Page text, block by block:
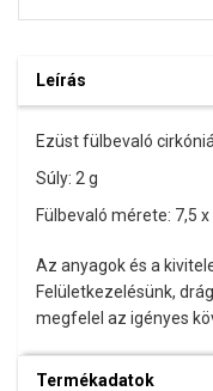
Leírás
Ezüst fülbevaló
Súly: 2 g
Fülbevaló mérete: 7,5
Az anyagok és a
Felületkezelésünk,
megfelel az igényes
Termékadatok